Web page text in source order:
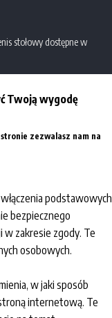
stołowy dostępne w
77/78
Zatoka sportu
O nas
Kalendarz
wydarzeń
Kariera
Twoją wygodę
zezwalasz nam na
podstawowych
bezpiecznego
zakresie zgody. Te
osobowych.
w jaki sposób
internetową. Te